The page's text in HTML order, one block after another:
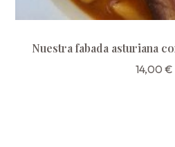
Nuestra fabada asturiana
14,00€